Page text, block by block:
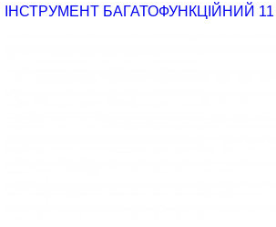
ІНСТРУМЕНТ БАГАТОФУНКЦІЙНИЙ